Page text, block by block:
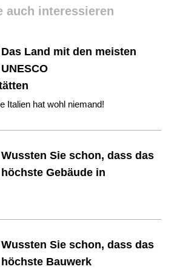
auch interessieren
Das Land mit den meisten
UNESCO
Italien hat wohl niemand!
Wussten Sie schon, dass das
höchste Gebäude in
Wussten Sie schon, dass das
höchste Bauwerk